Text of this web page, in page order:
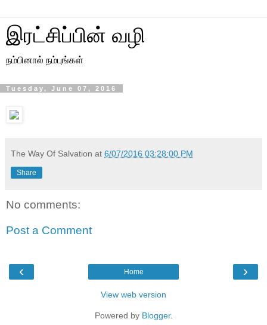
இரட்சிப்பின் வழி
நம்பினால் நம்புங்கள்
Tuesday, June 07, 2016
The Way Of Salvation at 6/07/2016 03:28:00 PM
Share
No comments:
Post a Comment
‹ ›
Home
View web version
Powered by Blogger.